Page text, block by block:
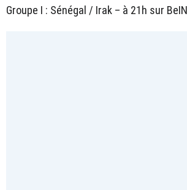
Groupe I : Sénégal / Irak – à 21h sur